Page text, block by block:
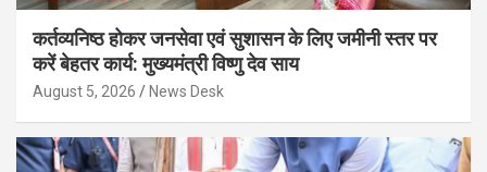
कर्तव्यनिष्ठ होकर जनसेवा एवं सुशासन के लिए जमीनी स्तर पर
करें बेहतर कार्य: मुख्यमंत्री विष्णु देव साय
August 5, 2026 News Desk